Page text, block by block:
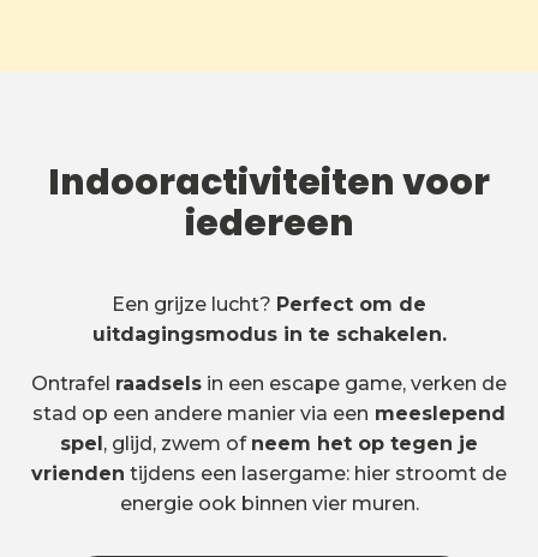
Indooractiviteiten voor
iedereen
Een grijze lucht? Perfect om de
uitdagingsmodus in te schakelen.
Ontrafel raadsels in een escape game, verken de
stad op een andere manier via een meeslepend
spel, glijd, zwem of neem het op tegen je
vrienden tijdens een lasergame: hier stroomt de
energie ook binnen vier muren.